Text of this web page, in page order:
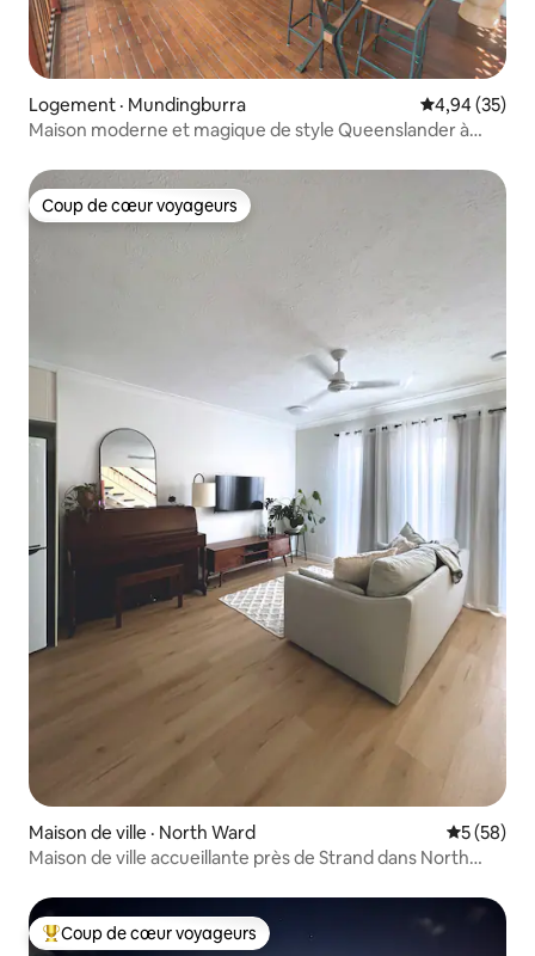
Logement · Mundingburra Note
4,94 (35)
Maison moderne et magique de style Queenslander à
Coup de cœur voyageurs
Coup de cœur voyageurs
Maison de ville · North Ward Note
5 (58)
Maison de ville accueillante près de Strand dans North
Coup de cœur voyageurs parmi les plus aimés
Coup de cœur voyageurs